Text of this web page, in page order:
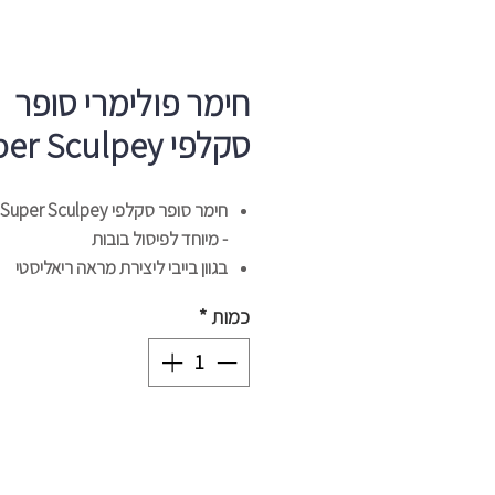
חימר פולימרי סופר
סקלפי Super Sculpey
חימר סופר סקלפי Super Sculpey
- מיוחד לפיסול בובות
בגוון בייבי ליצירת מראה ריאליסטי
פיסול של פרטים עדינים
בטמפרטורה מקסימלית של 130 מעלות
כמות*